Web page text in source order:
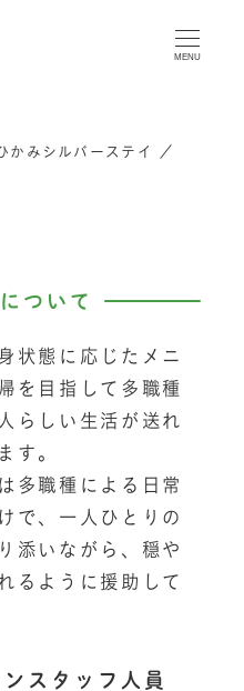
MENU
かみシルバーステイ
／
ついて
状態に応じたメニ
を目指して多職種
らしい生活が送れ
す。
多職種による日常
で、一人ひとりの
添いながら、穏や
るように援助して
スタッフ人員